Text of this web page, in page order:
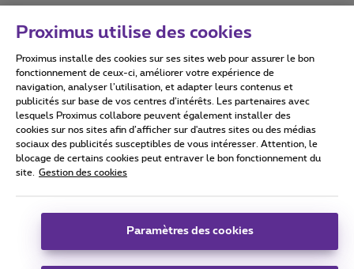
Conditions d'utilisation Accessibility statement
Tous droits réservés. © 2026 Proximus
Conditions générales, info consommateur
Coordonnées de l’entreprise
Boulevard du Roi Albert II 27 - B-1030 Bruxelles.
Proximus utilise des cookies
Proximus installe des cookies sur ses sites web pour assurer le bon
fonctionnement de ceux-ci, améliorer votre expérience de
navigation, analyser l’utilisation, et adapter leurs contenus et
publicités sur base de vos centres d’intérêts. Les partenaires avec
lesquels Proximus collabore peuvent également installer des
cookies sur nos sites afin d’afficher sur d'autres sites ou des médias
sociaux des publicités susceptibles de vous intéresser. Attention, le
blocage de certains cookies peut entraver le bon fonctionnement du
site.
Gestion des cookies
Paramètres des cookies